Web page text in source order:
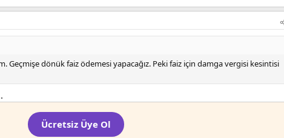
Geçmişe dönük faiz ödemesi yapacağız. Peki faiz için damga vergisi kesintisi
Ücretsiz Üye Ol